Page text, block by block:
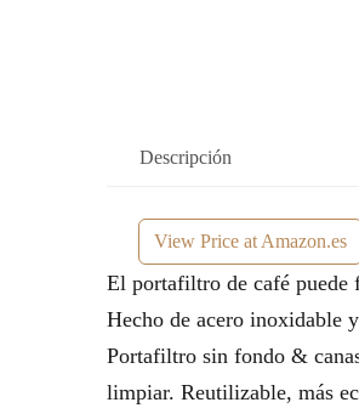
Descripción
View Price at Amazon.es
El portafiltro de café puede
Hecho de acero inoxidable
Portafiltro sin fondo &
limpiar. Reutilizable, más